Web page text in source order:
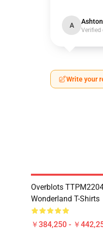
A Ashton
Verified
Write your
Overblots
Wonderland T-Shirts
￥384,250 - ￥